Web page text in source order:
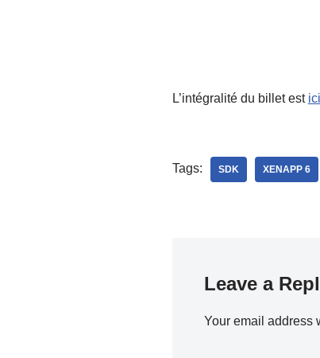
L’intégralité du billet est ici
Tags: SDK XENAPP 6
Leave a
Your email address